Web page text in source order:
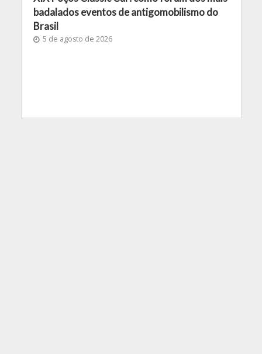
badalados eventos de antigomobilismo do
Brasil
5 de agosto de 2026